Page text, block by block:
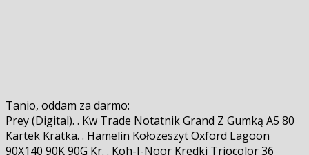
Tanio, oddam za darmo:
Prey (Digital). . Kw Trade Notatnik Grand Z Gumką A5 80
Kartek Kratka. . Hamelin Kołozeszyt Oxford Lagoon
90X140 90K 90G Kr. . Koh-I-Noor Kredki Triocolor 36